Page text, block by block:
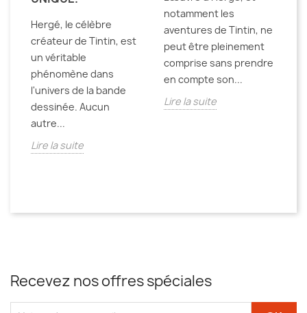
Hergé, le célèbre
créateur de Tintin, est
un véritable
phénomène dans
l'univers de la bande
dessinée. Aucun
autre...
Lire la suite
notamment les
aventures de Tintin, ne
peut être pleinement
comprise sans prendre
en compte son...
Lire la suite
Recevez nos offres spéciales